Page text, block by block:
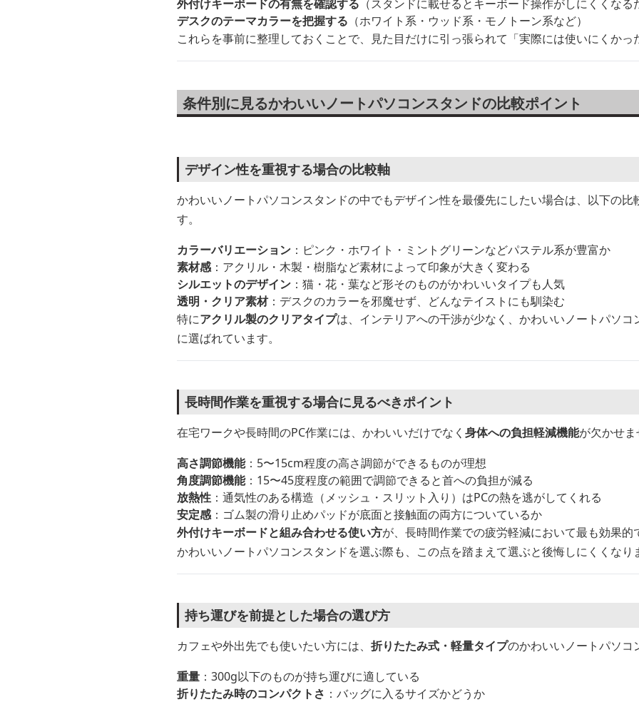
外付けキーボードの有無を確認する （スタンドに載せるとキーボード操作がしにくくなる
デスクのテーマカラーを把握する （ホワイト系・ウッド系・モノトーン系など）
これらを事前に整理しておくことで、見た目だけに引っ張られて「実際には使いにくかっ
条件別に見るかわいいノートパソコンスタンドの比較ポイント
デザイン性を重視する場合の比較軸
かわいいノートパソコンスタンドの中でもデザイン性を最優先にしたい場合は、以下の
す。
カラーバリエーション ：ピンク・ホワイト・ミントグリーンなどパステル系が豊富か
素材感：アクリル・木製・樹脂など素材によって印象が大きく変わる
シルエットのデザイン ：猫・花・葉など形そのものがかわいいタイプも人気
透明・クリア素材：デスクのカラーを邪魔せず、どんなテイストにも馴染む
特にアクリル製のクリアタイプは、インテリアへの干渉が少なく、かわいいノートパソコ
に選ばれています。
長時間作業を重視する場合に見るべきポイント
在宅ワークや長時間のPC作業には、かわいいだけでなく 身体への負担軽減機能が欠かせま
高さ調節機能：5〜15cm程度の高さ調節ができるものが理想
角度調節機能：15〜45度程度の範囲で調節できると首への負担が減る
放熱性 ：通気性のある構造（メッシュ・スリット入り）はPCの熱を逃がしてくれる
安定感：ゴム製の滑り止めパッドが底面と接触面の両方についているか
外付けキーボードと組み合わせる使い方が、長時間作業での疲労軽減において最も効果的
かわいいノートパソコンスタンドを選ぶ際も、この点を踏まえて選ぶと後悔しにくくなり
持ち運びを前提とした場合の選び方
カフェや外出先でも使いたい方には、 折りたたみ式・軽量タイプのかわいいノートパソコ
重量 ：300g以下のものが持ち運びに適している
折りたたみ時のコンパクトさ ：バッグに入るサイズかどうか